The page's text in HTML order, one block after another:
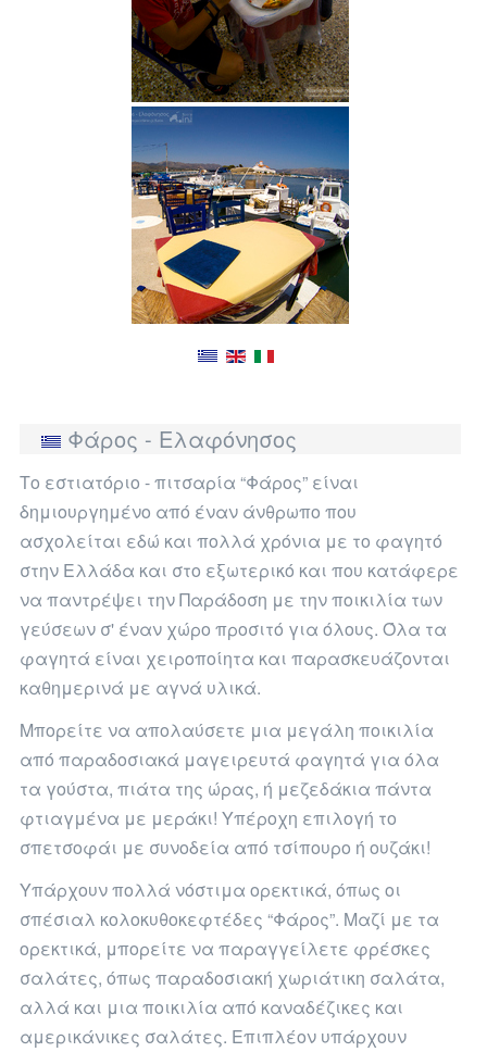
Φάρος - Ελαφόνησος
Το εστιατόριο - πιτσαρία “Φάρος” είναι
δημιουργημένο από έναν άνθρωπο που
ασχολείται εδώ και πολλά χρόνια με το φαγητό
στην Ελλάδα και στο εξωτερικό και που κατάφερε
να παντρέψει την Παράδοση με την ποικιλία των
γεύσεων σ' έναν χώρο προσιτό για όλους. Όλα τα
φαγητά είναι χειροποίητα και παρασκευάζονται
καθημερινά με αγνά υλικά.
Mπορείτε να απολαύσετε μια μεγάλη ποικιλία
από παραδοσιακά μαγειρευτά φαγητά για όλα
τα γούστα, πιάτα της ώρας, ή μεζεδάκια πάντα
φτιαγμένα με μεράκι! Υπέροχη επιλογή το
σπετσοφάι με συνοδεία από τσίπουρο ή ουζάκι!
Υπάρχουν πολλά νόστιμα ορεκτικά, όπως οι
σπέσιαλ κολοκυθοκεφτέδες “Φάρος”. Μαζί με τα
ορεκτικά, μπορείτε να παραγγείλετε φρέσκες
σαλάτες, όπως παραδοσιακή χωριάτικη σαλάτα,
αλλά και μια ποικιλία από καναδέζικες και
αμερικάνικες σαλάτες. Επιπλέον υπάρχουν